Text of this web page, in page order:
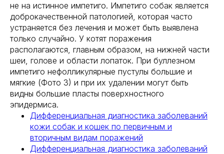
не на истинное импетиго. Импетиго собак является
доброкачественной патологией, которая часто
устраняется без лечения и может быть выявлена
только случайно. У котят поражения
располагаются, главным образом, на нижней части
шеи, голове и области лопаток. При буллезном
импетиго нефолликулярные пустулы большие и
мягкие (Фото 3) и при их удалении могут быть
видны большие пласты поверхностного
эпидермиса.
Дифференциальная диагностика заболеваний
кожи собак и кошек по первичным и
вторичным видам поражений
Дифференциальная диагностика заболеваний